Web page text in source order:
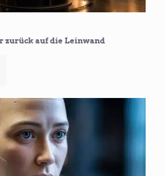
zurück auf die Leinwand
Leinwand